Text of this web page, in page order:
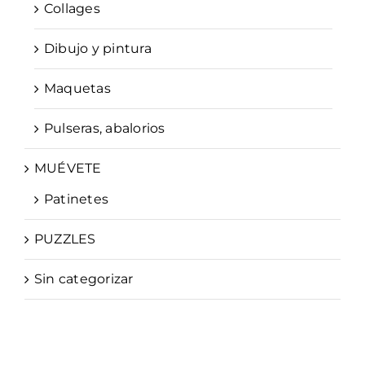
Collages
Dibujo y pintura
Maquetas
Pulseras, abalorios
MUÉVETE
Patinetes
PUZZLES
Sin categorizar